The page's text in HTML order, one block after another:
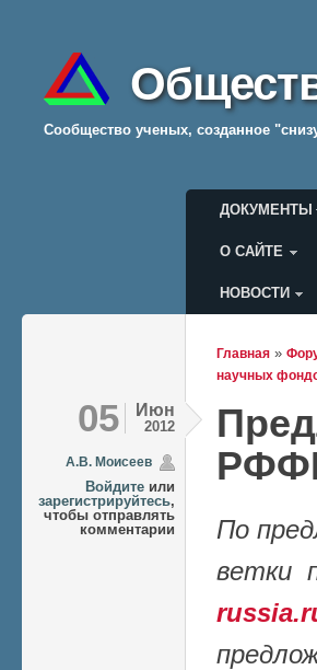
Cообщество ученых, созданное
ДОКУМЕНТЫ
О САЙТЕ
Меню
НОВОСТИ
Вы
Главная »
научных
05 Июн
2012
А.В. Моисеев
Войдите или
зарегистрируйтесь,
чтобы отправлять
комментарии
По
ветки